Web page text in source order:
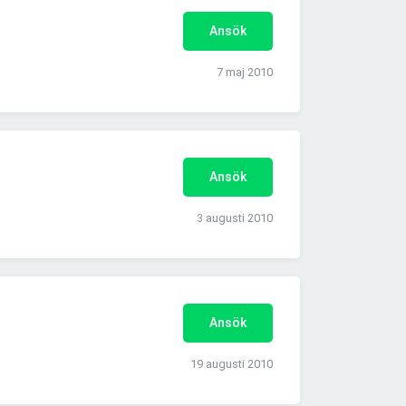
Ansök
7 maj 2010
Ansök
3 augusti 2010
Ansök
19 augusti 2010